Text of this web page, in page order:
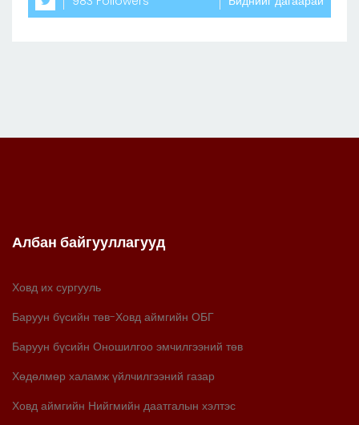
Албан байгууллагууд
Ховд их сургууль
Баруун бүсийн төв-Ховд аймгийн ОБГ
Баруун бүсийн Оношилгоо эмчилгээний төв
Хөдөлмөр халамж үйлчилгээний газар
Ховд аймгийн Нийгмийн даатгалын хэлтэс